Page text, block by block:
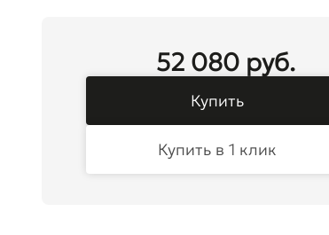
52 080 руб.
Купить
Купить в 1 клик